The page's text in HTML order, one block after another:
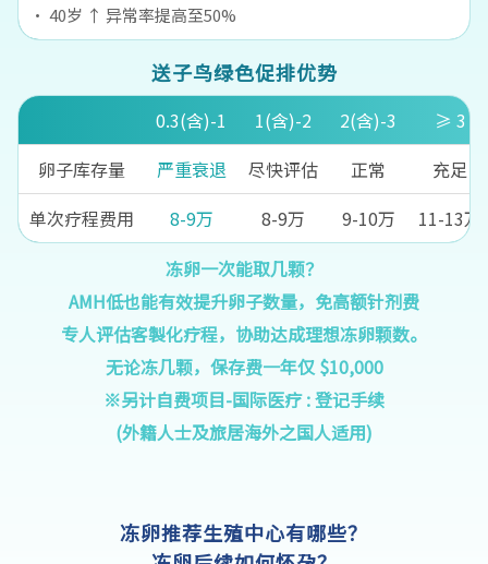
・ 40岁 ↑ 异常率提高至50%
送子鸟绿色促排优势
0.3(含)-1 1(含)-2 2(含)-3
≥ 3
卵子库存量
严重衰退 尽快评估 正常
充足
单次疗程费用
8-9万 8-9万 9-10万
11-13万
冻卵一次能取几颗？
AMH低也能有效提升卵子数量，免高额针剂费
专人评估客製化疗程，协助达成理想冻卵颗数。
无论冻几颗，保存费一年仅 $10,000
※另计自费项目-国际医疗 : 登记手续
(外籍人士及旅居海外之国人适用)
冻卵推荐生殖中心有哪些？